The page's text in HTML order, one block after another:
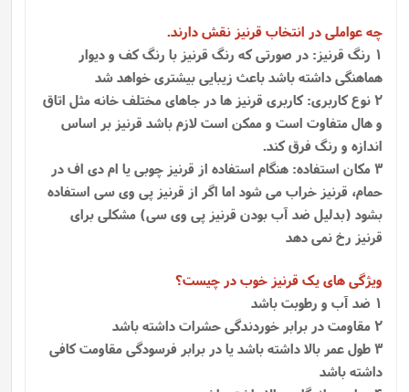
چه عواملی در انتخاب قرنیز نقش دارند.
1 رنگ قرنیز: در صورتی که رنگ قرنیز با رنگ کف و دیوار
هماهنگی داشته باشد باعث زیبایی بیشتری خواهد شد
2 نوع کاربری: کاربری قرنیز ها در جاهای مختلف خانه مثل اتاق
و هال متفاوت است و ممکن است لازم باشد قرنیز بر اساس
اندازه و رنگ فرق کند.
3 مکان استفاده: هنگام استفاده از قرنیز چوبی یا ام دی اف در
حمام، قرنیز خراب می شود اما اگر از قرنیز پی وی سی استفاده
بشود (بدلیل ضد آب بودن قرنیز پی وی سی) مشکلی برای
قرنیز رخ نمی دهد
ویژگی های یک قرنیز خوب در چیست؟
1 ضد آب و رطوبت باشد
2 مقاومت در برابر خوردندگی حشرات داشته باشد
3 طول عمر بالا داشته باشد یا در برابر فرسودگی مقاومت کافی
داشته باشد